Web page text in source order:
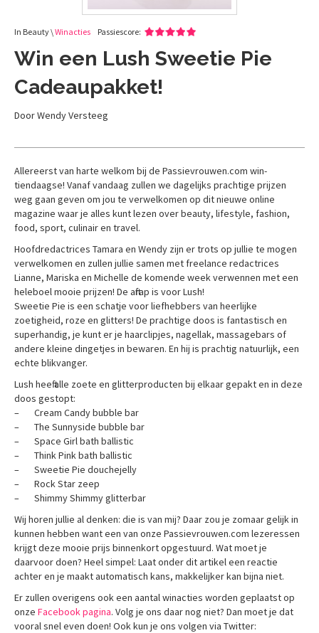
In Beauty \Winacties Passiescore:
Win een Lush Sweetie Pie
Cadeaupakket!
Door Wendy Versteeg
Allereerst van harte welkom bij de Passievrouwen.com win-
tiendaagse! Vanaf vandaag zullen we dagelijks prachtige prijzen
weg gaan geven om jou te verwelkomen op dit nieuwe online
magazine waar je alles kunt lezen over beauty, lifestyle, fashion,
food, sport, culinair en travel.
Hoofdredactrices Tamara en Wendy zijn er trots op jullie te mogen
verwelkomen en zullen jullie samen met freelance redactrices
Lianne, Mariska en Michelle de komende week verwennen met een
heleboel mooie prijzen! De aftrap is voor Lush!
Sweetie Pie is een schatje voor liefhebbers van heerlijke
zoetigheid, roze en glitters! De prachtige doos is fantastisch en
superhandig, je kunt er je haarclipjes, nagellak, massagebars of
andere kleine dingetjes in bewaren. En hij is prachtig natuurlijk, een
echte blikvanger.
Lush heeft alle zoete en glitterproducten bij elkaar gepakt en in deze
doos gestopt:
– Cream Candy bubble bar
– The Sunnyside bubble bar
– Space Girl bath ballistic
– Think Pink bath ballistic
– Sweetie Pie douchejelly
– Rock Star zeep
– Shimmy Shimmy glitterbar
Wij horen jullie al denken: die is van mij? Daar zou je zomaar gelijk in
kunnen hebben want een van onze Passievrouwen.com lezeressen
krijgt deze mooie prijs binnenkort opgestuurd. Wat moet je
daarvoor doen? Heel simpel: Laat onder dit artikel een reactie
achter en je maakt automatisch kans, makkelijker kan bijna niet.
Er zullen overigens ook een aantal winacties worden geplaatst op
onze Facebook pagina. Volg je ons daar nog niet? Dan moet je dat
vooral snel even doen! Ook kun je ons volgen via Twitter: